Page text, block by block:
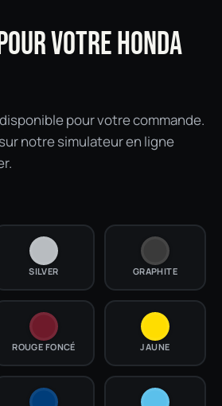
VOTRE HONDA
pour votre commande.
notre simulateur en ligne
SILVER GRAPHITE
ROUGE FONCÉ JAUNE